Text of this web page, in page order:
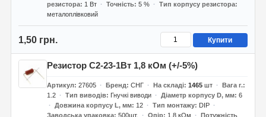
резистора
1 Вт Точність 5 %
Тип корпусу резистора
металоплівковий
1,50 грн. Купити
Резистор С2-23-1Вт 1,8 кОм (+/-5%)
Артикул 27605 Бренд СНГ На складі 1465шт
Вага г.
1.2
Тип виводів Гнучкі виводи Діаметр корпусу D, мм 6
Довжина корпусу L, мм
12 Тип монтажу
DIP
Заводська упаковка 500шт. Опір 1,8 кОм
Потужність